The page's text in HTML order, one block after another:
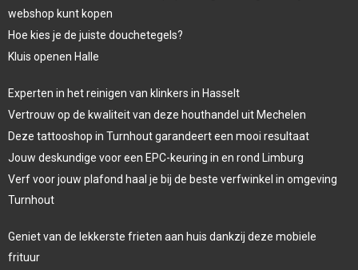
webshop kunt kopen
Hoe kies je de juiste douchetegels?
Kluis openen Halle
Experten in het reinigen van klinkers in Hasselt
Vertrouw op de kwaliteit van deze houthandel uit Mechelen
Deze tattooshop in Turnhout garandeert een mooi resultaat
Jouw deskundige voor een EPC-keuring in en rond Limburg
Verf voor jouw plafond haal je bij de beste verfwinkel in omgeving
Turnhout
Geniet van de lekkerste frieten aan huis dankzij deze mobiele
frituur